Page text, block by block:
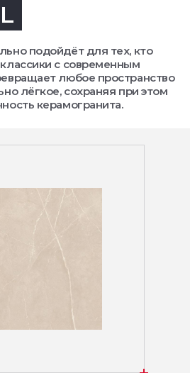
подойдёт для тех, кто
с современным
любое пространство
лёгкое, сохраняя при этом
керамогранита.